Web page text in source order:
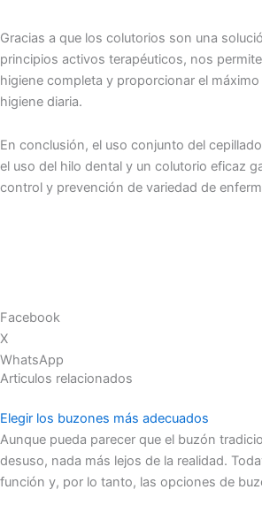
Gracias a que los colutorios son una
principios activos terapéuticos, nos
higiene completa y proporcionar el
higiene diaria.
En conclusión, el uso conjunto del
el uso del hilo dental y un colutorio eficaz
control y prevención de variedad de
Facebook
X
WhatsApp
Articulos relacionados
Elegir los buzones más adecuados
Aunque pueda parecer que el buzón
desuso, nada más lejos de la realidad.
función y, por lo tanto, las opciones de